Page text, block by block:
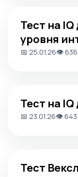
Тест на
уровня
📅 25.01.26👁️ 636
Тест на
📅 23.01.26👁️ 643
Тест